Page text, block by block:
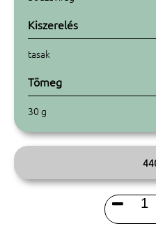
Kiszerelés
tasak
Tömeg
30 g
